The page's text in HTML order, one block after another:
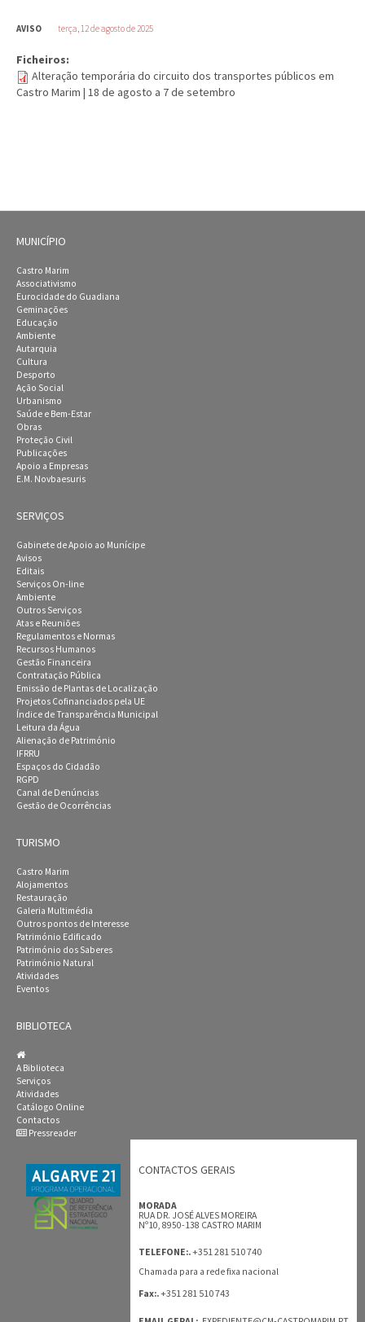
AVISO terça, 12 de agosto de 2025
Ficheiros:
Alteração temporária do circuito dos transportes públicos em
Castro Marim | 18 de agosto a 7 de setembro
MUNICÍPIO
Castro Marim
Associativismo
Eurocidade do Guadiana
Geminações
Educação
Ambiente
Autarquia
Cultura
Desporto
Ação Social
Urbanismo
Saúde e Bem-Estar
Obras
Proteção Civil
Publicações
Apoio a Empresas
E.M. Novbaesuris
SERVIÇOS
Gabinete de Apoio ao Munícipe
Avisos
Editais
Serviços On-line
Ambiente
Outros Serviços
Atas e Reuniões
Regulamentos e Normas
Recursos Humanos
Gestão Financeira
Contratação Pública
Emissão de Plantas de Localização
Projetos Cofinanciados pela UE
Índice de Transparência Municipal
Leitura da Água
Alienação de Património
IFRRU
Espaços do Cidadão
RGPD
Canal de Denúncias
Gestão de Ocorrências
TURISMO
Castro Marim
Alojamentos
Restauração
Galeria Multimédia
Outros pontos de Interesse
Património Edificado
Património dos Saberes
Património Natural
Atividades
Eventos
BIBLIOTECA
A Biblioteca
Serviços
Atividades
Catálogo Online
Contactos
Pressreader
CONTACTOS GERAIS
MORADA
RUA DR. JOSÉ ALVES MOREIRA
Nº10, 8950-138 CASTRO MARIM
TELEFONE:.+351 281 510 740
Chamada para a rede fixa nacional
Fax:.+351 281 510 743